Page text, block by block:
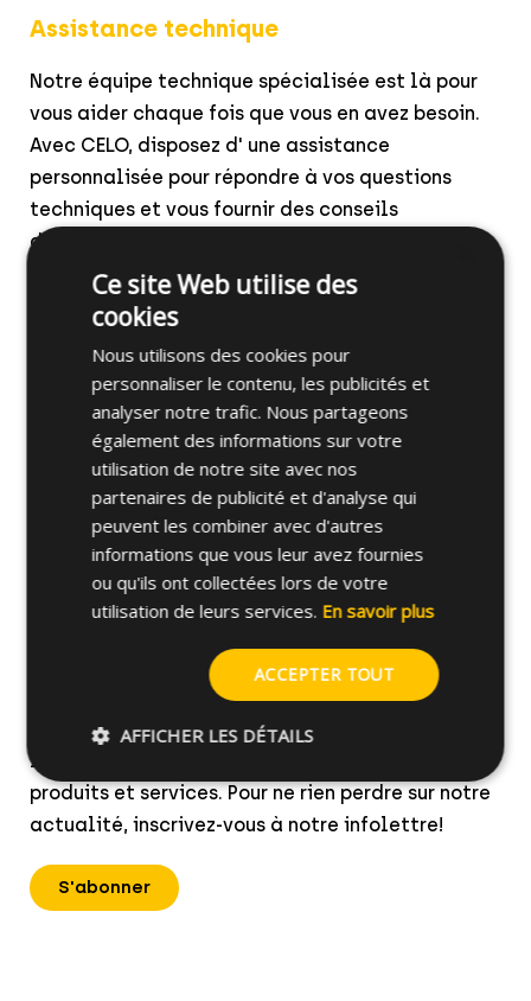
Assistance technique
Notre équipe technique spécialisée est là pour
vous aider chaque fois que vous en avez besoin.
Avec CELO, disposez d' une assistance
personnalisée pour répondre à vos questions
techniques et vous fournir des conseils
d'installation.
Assistance technique
Renseignements produit
Nous fournissons à nos abonnés les informations
les plus récentes et les plus pertinentes sur nos
produits et services. Pour ne rien perdre sur notre
actualité, inscrivez-vous à notre infolettre!
S'abonner
Ce site Web utilise des
cookies
Nous utilisons des cookies pour
personnaliser le contenu, les publicités et
analyser notre trafic. Nous partageons
également des informations sur votre
utilisation de notre site avec nos
partenaires de publicité et d'analyse qui
peuvent les combiner avec d'autres
informations que vous leur avez fournies
ou qu'ils ont collectées lors de votre
utilisation de leurs services. En savoir plus
ACCEPTER TOUT
AFFICHER LES DÉTAILS